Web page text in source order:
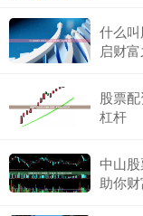
什么
启财
股票
杠杆
中山
助你